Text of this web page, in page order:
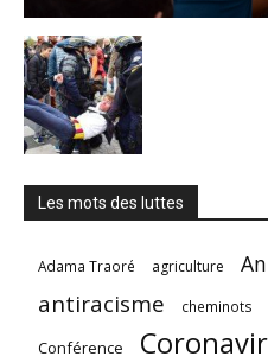
Les mots des luttes
Adama Traoré agriculture
antiracisme cheminots
Conférence